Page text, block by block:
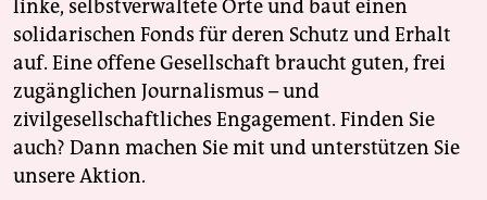
linke, selbstverwaltete Orte und baut einen
solidarischen Fonds für deren Schutz und Erhalt
auf. Eine offene Gesellschaft braucht guten, frei
zugänglichen Journalismus – und
zivilgesellschaftliches Engagement. Finden Sie
auch? Dann machen Sie mit und unterstützen Sie
unsere Aktion.